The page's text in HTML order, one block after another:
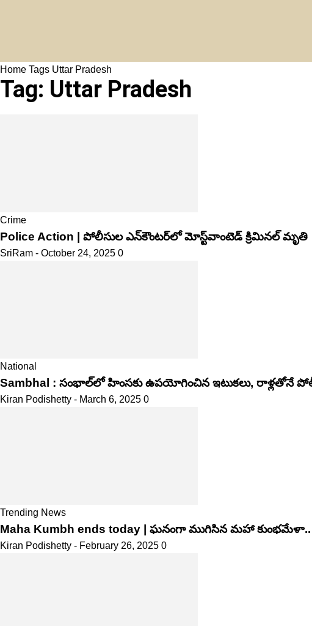
Home Tags Uttar Pradesh
Tag: Uttar Pradesh
Crime
Police Action | పోలీసుల ఎన్‌కౌంటర్​లో మోస్ట్‌వాంటెడ్ క్రిమిన‌ల్ మృతి
SriRam - October 24, 2025 0
National
Sambhal : సంభాల్‌లో హింసకు ఉపయోగించిన ఇటుకలు, రాళ్లతోనే
Kiran Podishetty - March 6, 2025 0
Trending News
Maha Kumbh ends today | ఘనంగా ముగిసిన మహా కుంభమేళా..
Kiran Podishetty - February 26, 2025 0